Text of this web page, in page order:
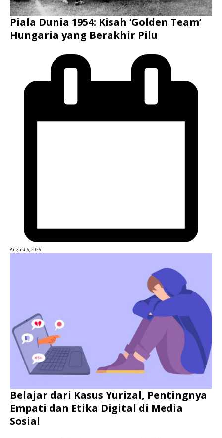
Piala Dunia 1954: Kisah ‘Golden Team’
Hungaria yang Berakhir Pilu
August 6, 2026
Belajar dari Kasus Yurizal, Pentingnya
Empati dan Etika Digital di Media
Sosial